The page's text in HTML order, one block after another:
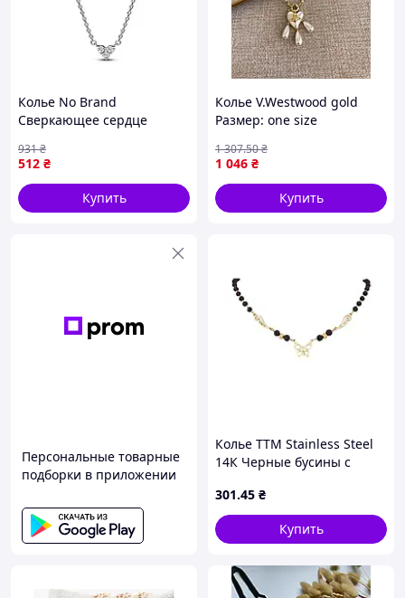
Колье No Brand
Сверкающее сердце
(2556856223)
512 ₴
931₴
Купить
Колье V.Westwood gold
Размер: one size
1 046 ₴
1 307.50₴
Купить
Персональные товарные
подборки в приложении
Колье ТТМ Stainless Steel
14К Черные бусины с
арт.308137 ТМ XUPING
301.45 ₴
Купить